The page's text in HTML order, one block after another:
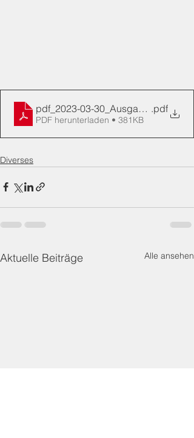
pdf_2023-03-30_Ausgaben_13_2023
.pdf
PDF herunterladen • 381KB
Diverses
Aktuelle Beiträge Alle ansehen